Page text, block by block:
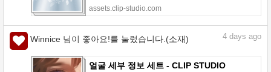
assets.clip-studio.com
Winnice 님이 좋아요!를 눌렀습니다.(소재) 4 days ago
얼굴 세부 정보 세트 - CLIP STUDIO